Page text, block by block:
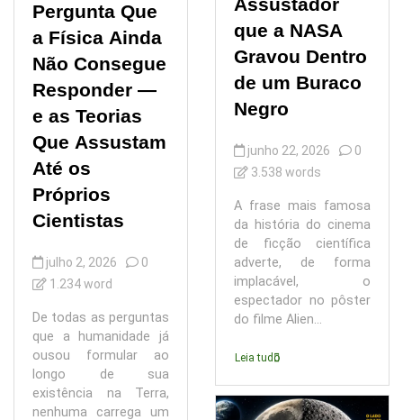
Pergunta Que
a Física Ainda
Não Consegue
Responder —
e as Teorias
Que Assustam
Até os
Próprios
Cientistas
julho 2, 2026
0
1.234 word
De todas as perguntas
que a humanidade já
ousou formular ao
longo de sua
existência na Terra,
nenhuma carrega um
que a NASA
Gravou Dentro
de um Buraco
Negro
junho 22, 2026
0
3.538 words
A frase mais famosa
da história do cinema
de ficção científica
adverte, de forma
implacável, o
espectador no pôster
do filme Alien...
Leia tudo